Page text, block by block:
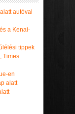
autóval
a Kenai-
tippek
Times
en
alatt